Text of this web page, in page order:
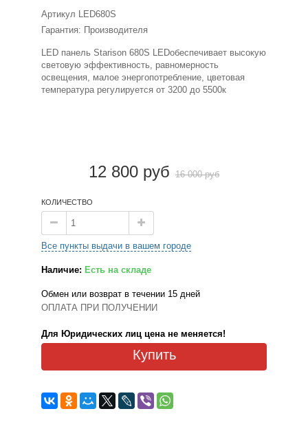
Артикул LED680S
Гарантия: Производителя
LED панель Starison 680S LEDобеспечивает высокую
световую эффективность, равномерность
освещения, малое энергопотребление, цветовая
температура регулируется от 3200 до 5500к
12 800 руб 16 000 руб
КОЛИЧЕСТВО
Все пункты выдачи в вашем городе
Наличие: Есть на складе
Обмен или возврат в течении 15 дней
ОПЛАТА ПРИ ПОЛУЧЕНИИ
Для Юридических лиц цена не меняется!
Купить